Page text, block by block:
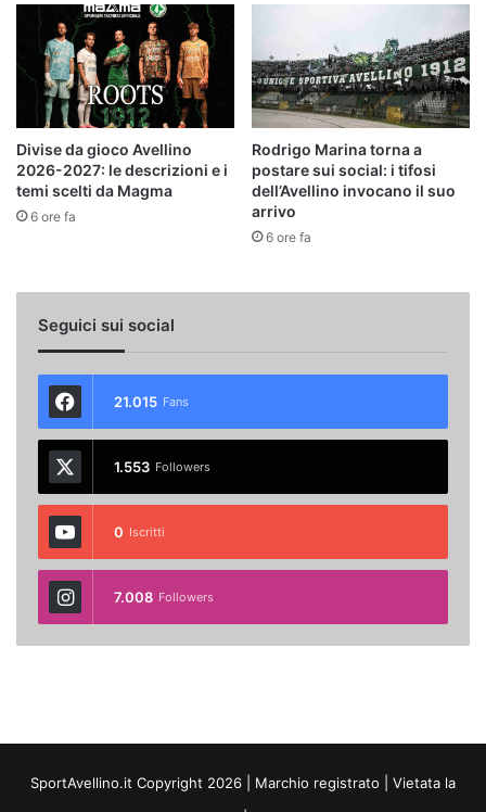
Divise da gioco Avellino
2026-2027: le descrizioni e i
temi scelti da Magma
6 ore fa
Rodrigo Marina torna a
postare sui social: i tifosi
dell’Avellino invocano il suo
arrivo
6 ore fa
Seguici sui social
21.015 Fans
1.553 Followers
0 Iscritti
7.008 Followers
SportAvellino.it Copyright 2026 | Marchio registrato | Vietata la